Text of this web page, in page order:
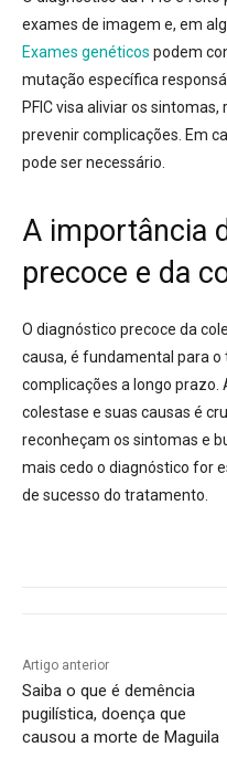
exames de imagem e, em
Exames genéticos podem
mutação específica
PFIC visa aliviar os
prevenir complicações. Em
pode ser necessário.
A importância
precoce e da
O diagnóstico precoce da
causa, é fundamental para
complicações a longo prazo.
colestase e suas causas é
reconheçam os sintomas e
mais cedo o diagnóstico for
de sucesso do tratamento.
Artigo anterior
Saiba o que é demência
pugilística, doença que
causou a morte de Maguila